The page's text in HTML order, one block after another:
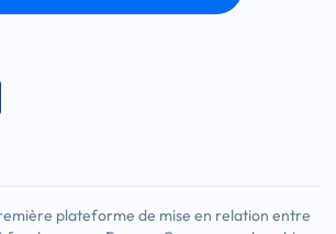
plateforme de mise en relation entre